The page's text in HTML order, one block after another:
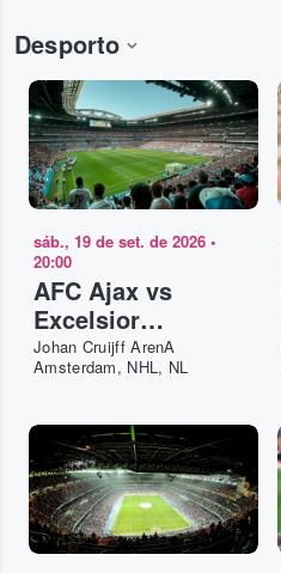
Desporto
sáb., 19 de set. de 2026 •
20:00
AFC Ajax vs
Excelsior
Rotterdam
Johan Cruijff ArenA
Amsterdam, NHL, NL